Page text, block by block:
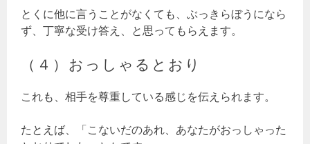
とくに他に言うことがなくても、ぶっきらぼうになら
ず、丁寧な受け答え、と思ってもらえます。
（４）おっしゃるとおり
これも、相手を尊重している感じを伝えられます。
たとえば、「こないだのあれ、あなたがおっしゃった